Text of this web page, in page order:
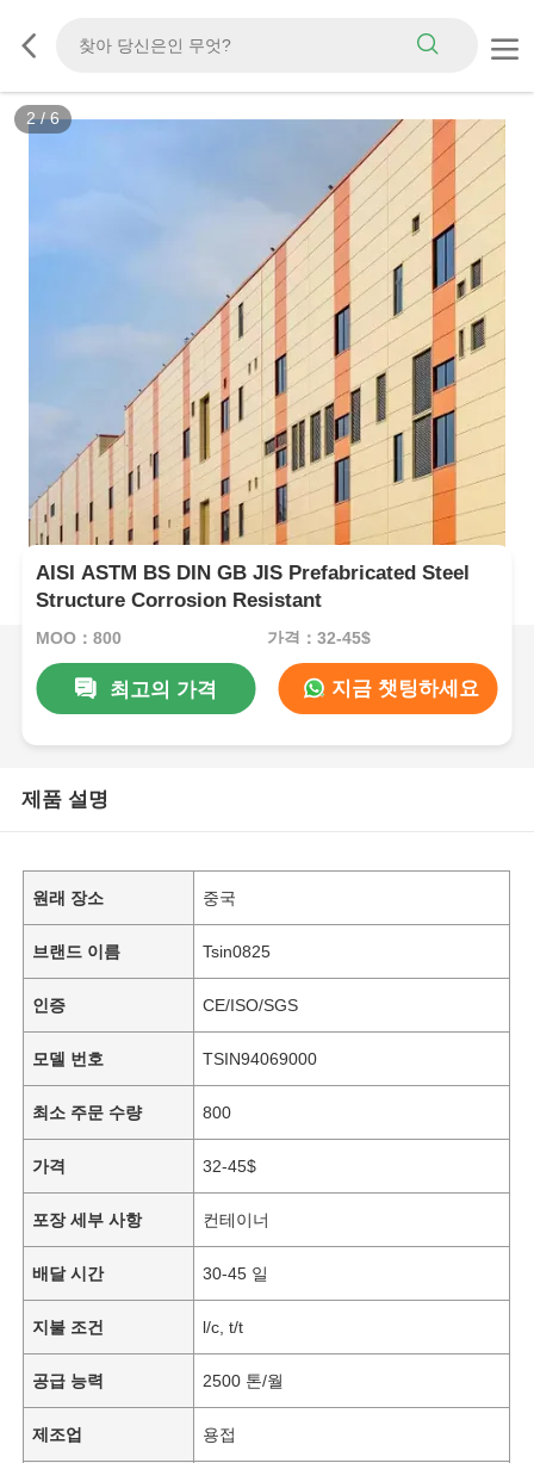
3/6
AISI ASTM BS DIN GB JIS Prefabricated Steel
Structure Corrosion Resistant
MOQ：800 가격：32-45$
최고의 가격 지금 챗팅하세요
제품 설명
원래 장소 중국
브랜드 이름 Tsin0825
인증 CE/ISO/SGS
모델 번호 TSIN94069000
최소 주문 수량 800
가격 32-45$
포장 세부 사항 컨테이너
배달 시간 30-45 일
지불 조건 l/c, t/t
공급 능력 2500 톤/월
제조업 용접